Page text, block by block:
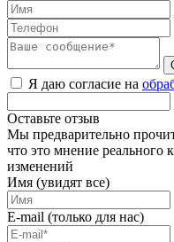
Я даю согласие на
Оставьте отзыв
Мы предварительно
что это мнение реального
изменений
Имя (увидят все)
E-mail (только для нас)